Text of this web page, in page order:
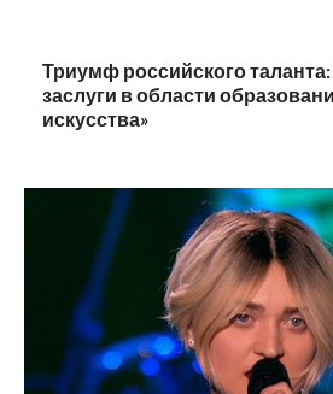
Триумф российского
заслуги в области
искусства»